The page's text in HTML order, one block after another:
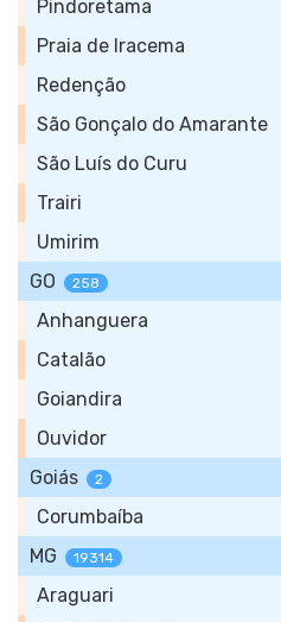
Pindoretama
Praia de Iracema
Redenção
São Gonçalo do Amarante
São Luís do Curu
Trairi
Umirim
GO
258
Anhanguera
Catalão
Goiandira
Ouvidor
Goiás
2
Corumbaíba
MG
19314
Araguari